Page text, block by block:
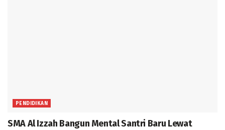
PENDIDIKAN
SMA Al Izzah Bangun Mental Santri Baru Lewat